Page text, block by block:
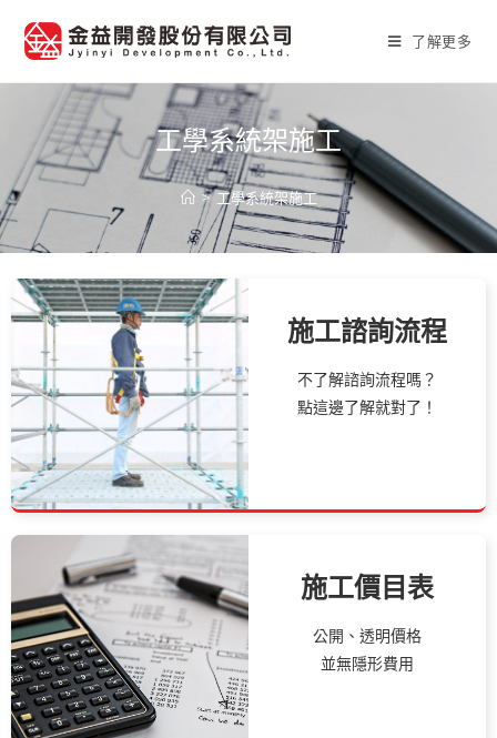
了解更多
工學系統架施工
> 工學系統架施工
施工諮詢流程
不了解諮詢流程嗎？
點這邊了解就對了！
施工價目表
公開、透明價格
並無隱形費用